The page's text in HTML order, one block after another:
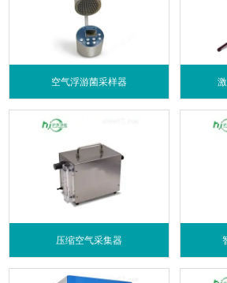
空气浮游菌采样器
压缩空气采集器